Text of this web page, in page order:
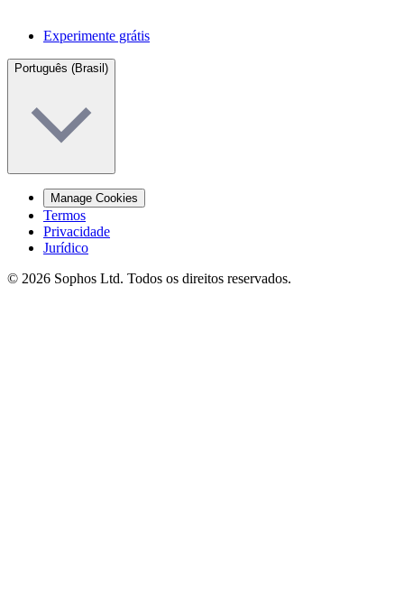
Experimente grátis
Português (Brasil)
Manage Cookies
Termos
Privacidade
Jurídico
© 2026 Sophos Ltd. Todos os direitos reservados.